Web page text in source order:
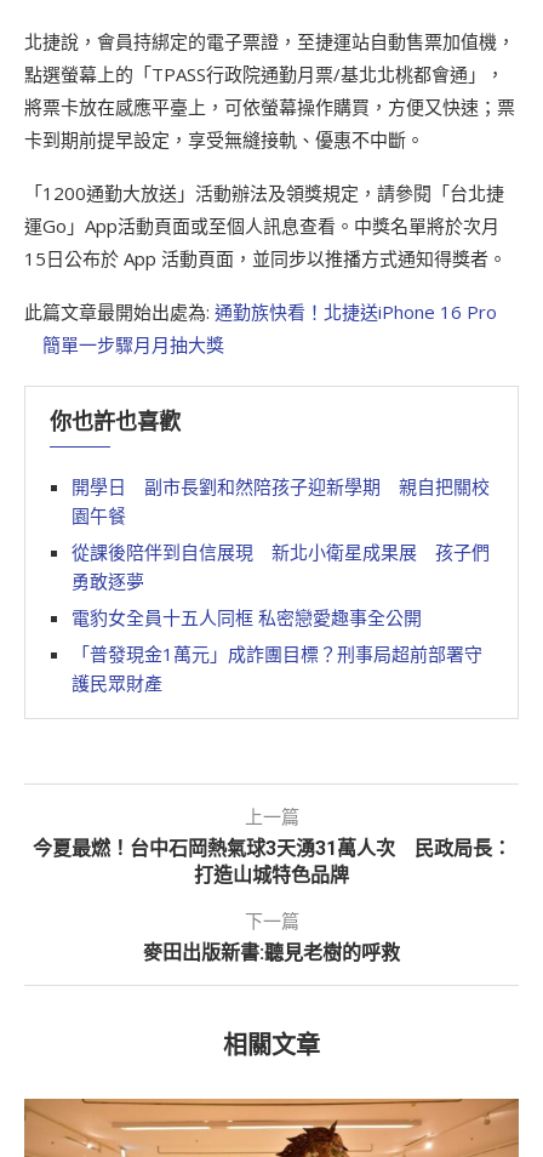
北捷說，會員持綁定的電子票證，至捷運站自動售票加值機，
點選螢幕上的「TPASS行政院通勤月票/基北北桃都會通」，
將票卡放在感應平臺上，可依螢幕操作購買，方便又快速；票
卡到期前提早設定，享受無縫接軌、優惠不中斷。
「1200通勤大放送」活動辦法及領獎規定，請參閱「台北捷
運Go」App活動頁面或至個人訊息查看。中獎名單將於次月
15日公布於 App 活動頁面，並同步以推播方式通知得獎者。
此篇文章最開始出處為: 通勤族快看！北捷送iPhone 16 Pro
簡單一步驟月月抽大獎
你也許也喜歡
開學日 副市長劉和然陪孩子迎新學期 親自把關校
園午餐
從課後陪伴到自信展現 新北小衛星成果展 孩子們
勇敢逐夢
電豹女全員十五人同框 私密戀愛趣事全公開
「普發現金1萬元」成詐團目標？刑事局超前部署守
護民眾財產
上一篇
今夏最燃！台中石岡熱氣球3天湧31萬人次 民政局長：
打造山城特色品牌
下一篇
麥田出版新書:聽見老樹的呼救
相關文章